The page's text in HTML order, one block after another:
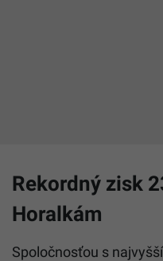
Rekordný zisk
Horalkám
Spoločnosťou s